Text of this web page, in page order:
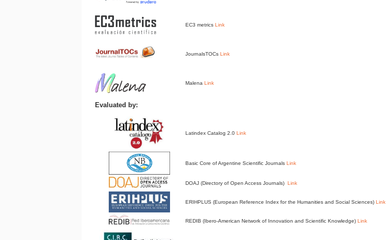
EC3 metricsLink
JournalsTOCsLink
MalenaLink
Evaluated by:
Latindex Catalog 2.0Link
Basic Core of Argentine Scientific JournalsLink
DOAJ (Directory of Open Access Journals)Link
ERIHPLUS (European Reference Index for the Humanities and Social Sciences)Link
REDIB (Ibero-American Network of Innovation and Scientific Knowledge)Link